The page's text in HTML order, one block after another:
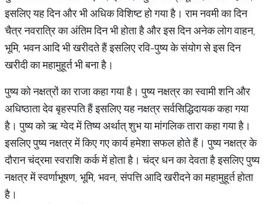
इसलिए यह दिन और भी अधिक विशिष्ट हो गया है। राम नवमी का दिन
चैत्र नवरात्रि का अंतिम दिन भी होता है और इस दिन अनेक लोग वाहन,
भूमि, भवन आदि भी खरीदते हैं इसलिए रवि-पुष्य के संयोग से इस दिन
खरीदी का महामुहूर्त भी बना है।
पुष्य को नक्षत्रों का राजा कहा गया है। पुष्य नक्षत्र का स्वामी शनि और
अधिष्ठाता देव बृहस्पति हैं इसलिए यह नक्षत्र सर्वसिद्धिदायक कहा गया
है। पुष्य को ऋ ग्वेद में तिष्य अर्थात् शुभ या मांगलिक तारा कहा गया है।
इसलिए पुष्य नक्षत्र में किए गए कार्य हमेशा सफल होते हैं। पुष्य नक्षत्र के
दौरान चंद्रमा स्वराशि कर्क में होता है। चंद्र धन का देवता है इसलिए पुष्य
नक्षत्र में स्वर्णाभूषण, भूमि, भवन, संपत्ति आदि खरीदने का महामुहूर्त होता
है।